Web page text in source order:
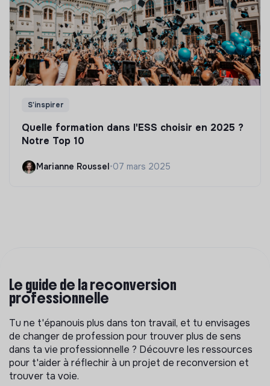
S'inspirer
Quelle formation dans l'ESS choisir en 2025 ?
Notre Top 10
Marianne Roussel •07 mars 2025
Le guide de la reconversion
professionnelle
Tu ne t'épanouis plus dans ton travail, et tu envisages
de changer de profession pour trouver plus de sens
dans ta vie professionnelle ? Découvre les ressources
pour t'aider à réflechir à un projet de reconversion et
trouver ta voie.